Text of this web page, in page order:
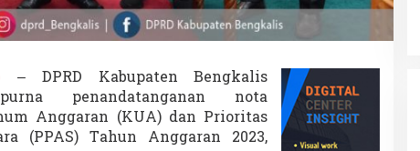
– DPRD Kabupaten Bengkalis
penandatanganan nota
Anggaran (KUA) dan Prioritas
(PPAS) Tahun Anggaran 2023,